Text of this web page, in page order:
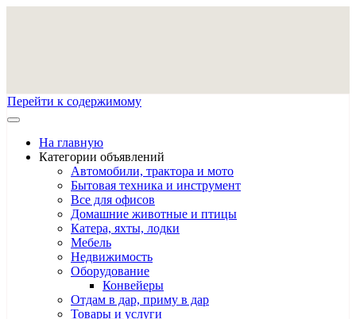
Перейти к содержимому
На главную
Категории объявлений
Автомобили, трактора и мото
Бытовая техника и инструмент
Все для офисов
Домашние животные и птицы
Катера, яхты, лодки
Мебель
Недвижимость
Оборудование
Конвейеры
Отдам в дар, приму в дар
Товары и услуги